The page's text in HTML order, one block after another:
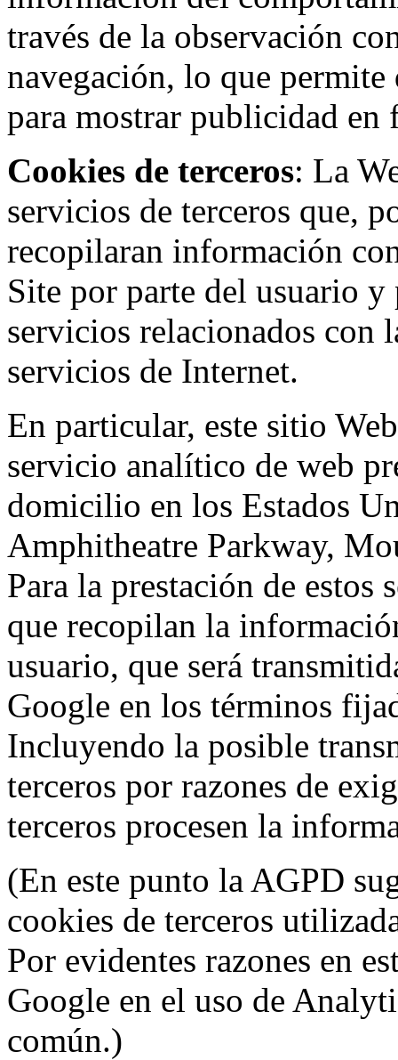
través de la observación
navegación, lo que
para mostrar publicidad
Cookies de terceros: La
servicios de terceros que,
recopilaran información
Site por parte del usuario
servicios relacionados con
servicios de Internet.
En particular, este sitio
servicio analítico de web
domicilio en los Estados
Amphitheatre Parkway,
Para la prestación de
que recopilan la
usuario, que será
Google en los términos
Incluyendo la posible
terceros por razones de
terceros procesen la
(En este punto la AGPD
cookies de terceros
Por evidentes razones en
Google en el uso de
común.)